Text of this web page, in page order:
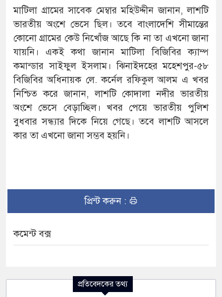
মাটিলা গ্রামের সাবেক মেম্বার মহিউদ্দীন জানান, লাশটি
ভারতীয় অংশে ভেসে ছিল। তবে বাংলাদেশি সীমান্তের
কোনো গ্রামের কেউ নিখোঁজ আছে কি না তা এখনো জানা
যায়নি। একই কথা জানান মাটিলা বিজিবির ক্যাম্প
কমান্ডার সাইফুল ইসলাম। ঝিনাইদহের মহেশপুর-৫৮
বিজিবির অধিনায়ক লে. কর্নেল রফিকুল আলম এ খবর
নিশ্চিত করে জানান, লাশটি কোদালা নদীর ভারতীয়
অংশে ভেসে বেড়াচ্ছিল। খবর পেয়ে ভারতীয় পুলিশ
বুধবার সন্ধ্যার দিকে নিয়ে গেছে। তবে লাশটি আসলে
কার তা এখনো জানা সম্ভব হয়নি।
প্রিন্ট করুন :
কমেন্ট বক্স
প্রতিবেদকের তথ্য